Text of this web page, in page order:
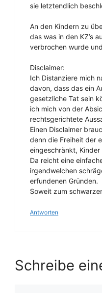
sie letztendlich
An den Kindern zu
das was in den KZ’s
verbrochen wurde
Disclaimer:
Ich Distanziere mich
davon, dass das ein
gesetzliche Tat sein
ich mich von der
rechtsgerichtete
Einen Disclaimer
denn die Freiheit der
eingeschränkt,
Da reicht eine
irgendwelchen
erfundenen Gründen.
Soweit zum
Antworten
Schreibe